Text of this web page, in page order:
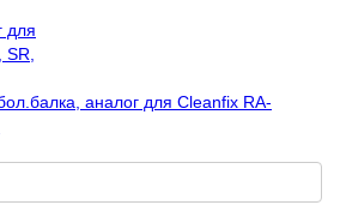
аналог для Cleanfix RA-